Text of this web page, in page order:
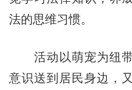
法的思维习惯。
活动以萌宠为纽带
意识送到居民身边，